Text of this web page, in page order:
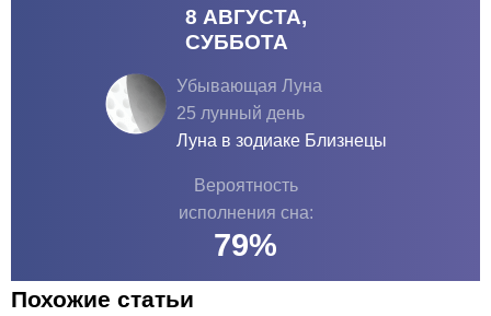
8 АВГУСТА,
СУББОТА
Убывающая Луна
25 лунный день
Луна в зодиаке Близнецы
Вероятность
исполнения сна:
79%
Похожие статьи